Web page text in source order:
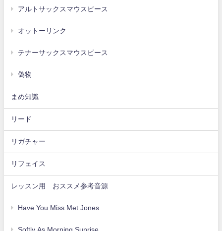
アルトサックスマウスピース
オットーリンク
テナーサックスマウスピース
偽物
まめ知識
リード
リガチャー
リフェイス
レッスン用 おススメ参考音源
Have You Miss Met Jones